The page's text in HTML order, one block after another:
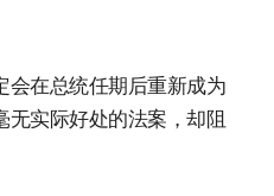
会在总统任期后重新成为
实际好处的法案，却阻